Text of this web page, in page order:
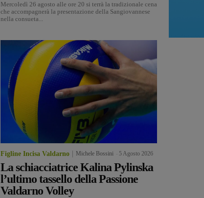
Mercoledì 26 agosto alle ore 20 si terrà la tradizionale cena
che accompagnerà la presentazione della Sangiovannese
nella consueta...
Figline Incisa Valdarno Michele Bossini 5 Agosto 2026
La schiacciatrice Kalina Pylinska
l’ultimo tassello della Passione
Valdarno Volley